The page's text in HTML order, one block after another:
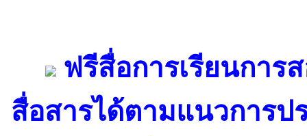
ฟรีสื่อการเรียนการ
สื่อสารได้ตามแนวการป